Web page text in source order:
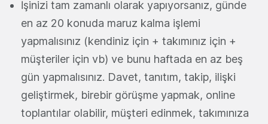
İşinizi tam zamanlı olarak yapıyorsanız, günde
en az 20 konuda maruz kalma işlemi
yapmalısınız (kendiniz için + takımınız için +
müşteriler için vb) ve bunu haftada en az beş
gün yapmalısınız. Davet, tanıtım, takip, ilişki
geliştirmek, birebir görüşme yapmak, online
toplantılar olabilir, müşteri edinmek, takımınıza